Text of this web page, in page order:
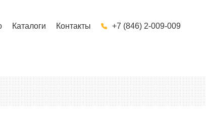
Каталоги Контакты +7 (846) 2-009-009